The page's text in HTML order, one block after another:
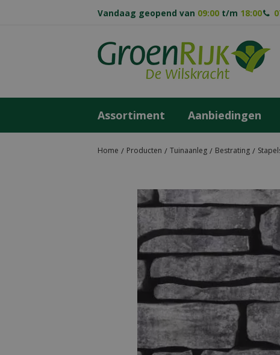
Home Producten Tuinaanleg Bestrating
Vandaag geopend van 09:00 t/m 18:00
Assortiment Aanbiedingen